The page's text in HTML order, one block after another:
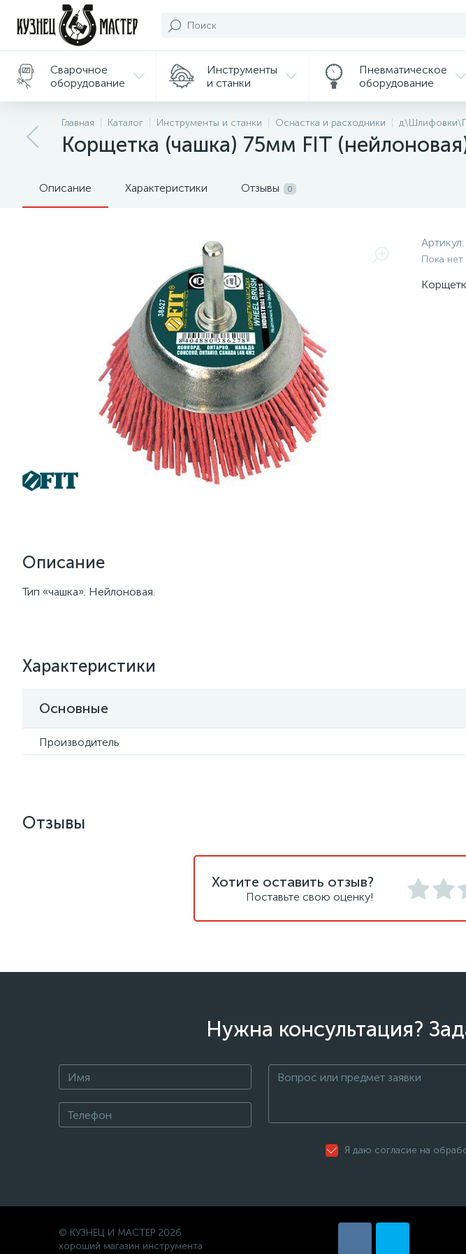
Сварочное
оборудование
Инструменты
и станки
Пневматическое
оборудование
Подарки/
Сувениры
Главная Каталог Инструменты и станки Оснастка и расходники
Корщетка (чашка) 75мм FIT
Описание Характеристики Отзывы 0
Артикул:
Пока нет
Описание
Тип «чашка». Нейлоновая.
Характеристики
Основные
Производитель
Отзывы
Хотите оставить отзыв?
Поставьте свою оценку!
Нужна консультация?
Я даю согласие на
© КУЗНЕЦ И МАСТЕР 2026
хороший магазин инструмента